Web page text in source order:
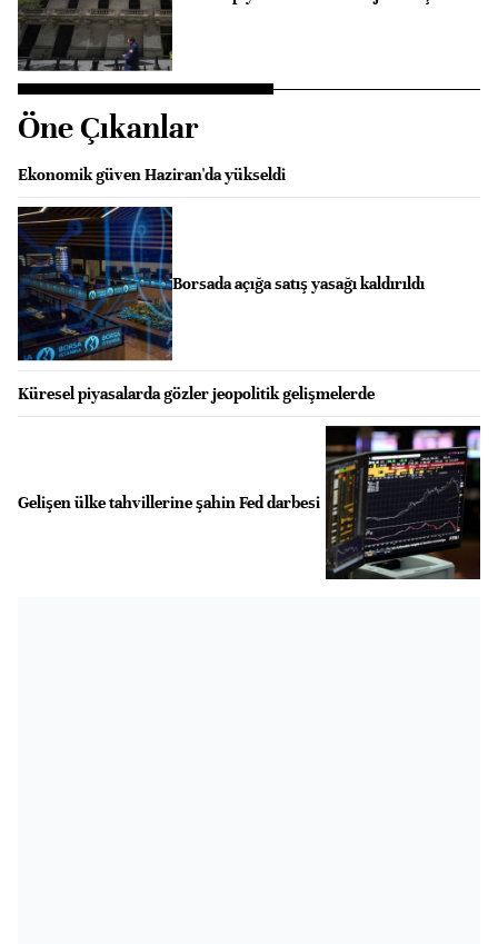
Öne Çıkanlar
Ekonomik güven Haziran'da yükseldi
Borsada açığa satış yasağı kaldırıldı
Küresel piyasalarda gözler jeopolitik gelişmelerde
Gelişen ülke tahvillerine şahin Fed darbesi